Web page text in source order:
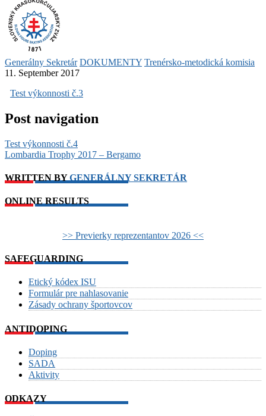
Generálny Sekretár DOKUMENTY Trenérsko-metodická komisia
11. September 2017
Test výkonnosti č.3
Post navigation
Test výkonnosti č.4
Lombardia Trophy 2017 – Bergamo
WRITTEN BYGENERÁLNY SEKRETÁR
ONLINE RESULTS
>> Previerky reprezentantov 2026 <<
SAFEGUARDING
Etický kódex ISU
Formulár pre nahlasovanie
Zásady ochrany športovcov
ANTIDOPING
Doping
SADA
Aktivity
ODKAZY